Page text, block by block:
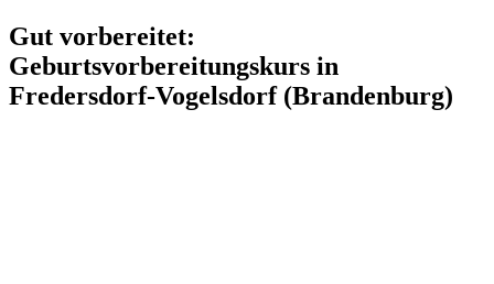
Gut vorbereitet:
Geburtsvorbereitungskurs in
Fredersdorf-Vogelsdorf (Brandenburg)